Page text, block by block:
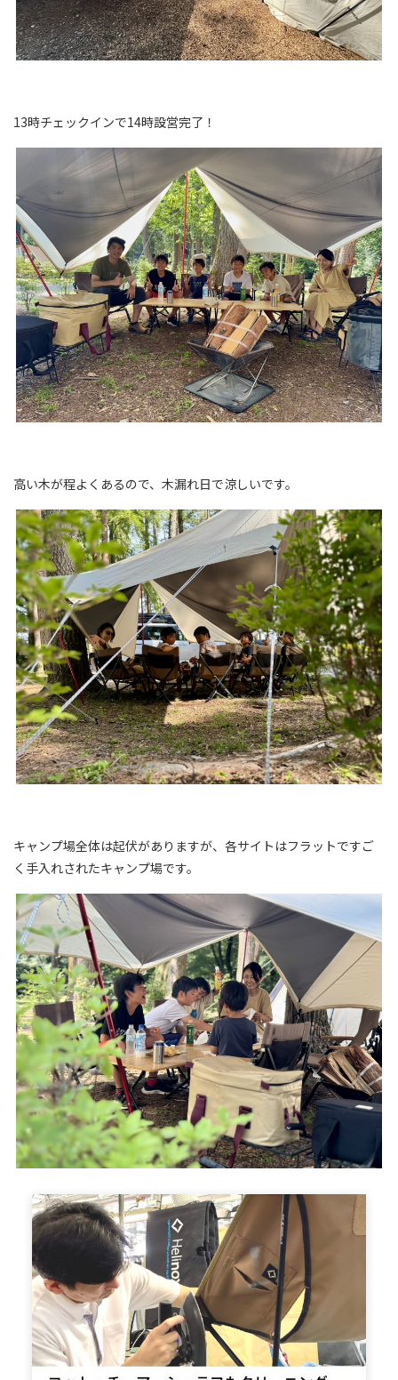
13時チェックインで14時設営完了！
高い木が程よくあるので、木漏れ日で涼しいです。
キャンプ場全体は起伏がありますが、各サイトはフラットですご
く手入れされたキャンプ場です。